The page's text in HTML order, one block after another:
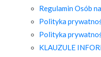
Regulamin Osób
Polityka
Polityka
KLAUZULE